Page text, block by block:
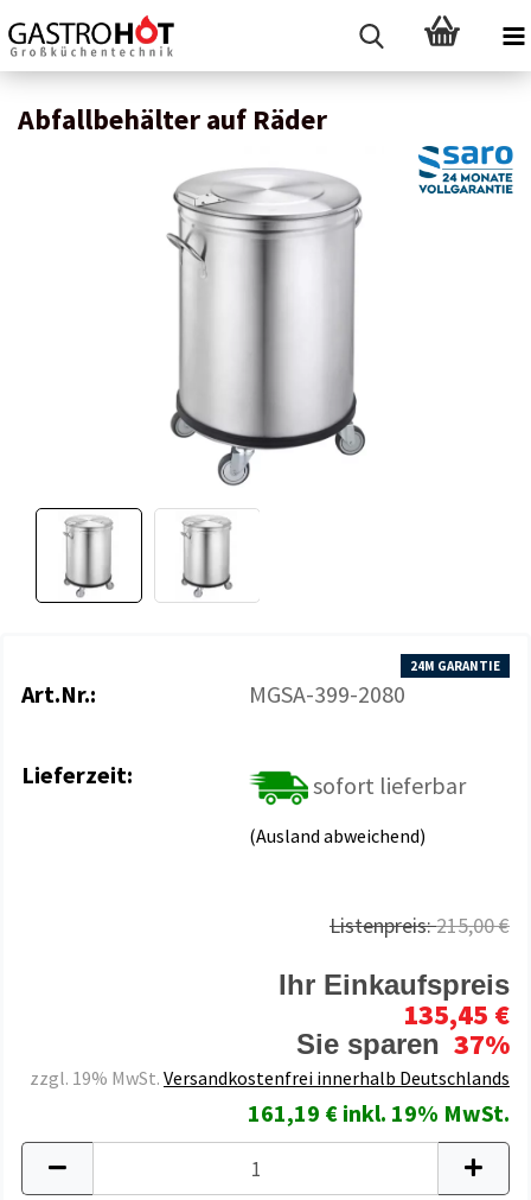
Abfallbehälter auf Räder
24M GARANTIE
Art.Nr.: MGSA-399-2080
Lieferzeit: sofort lieferbar
(Ausland abweichend)
Listenpreis:215,00 €
Ihr Einkaufspreis
135,45 €
Sie sparen 37%
zzgl. 19% MwSt. Versandkostenfrei innerhalb Deutschlands
161,19 € inkl. 19% MwSt.